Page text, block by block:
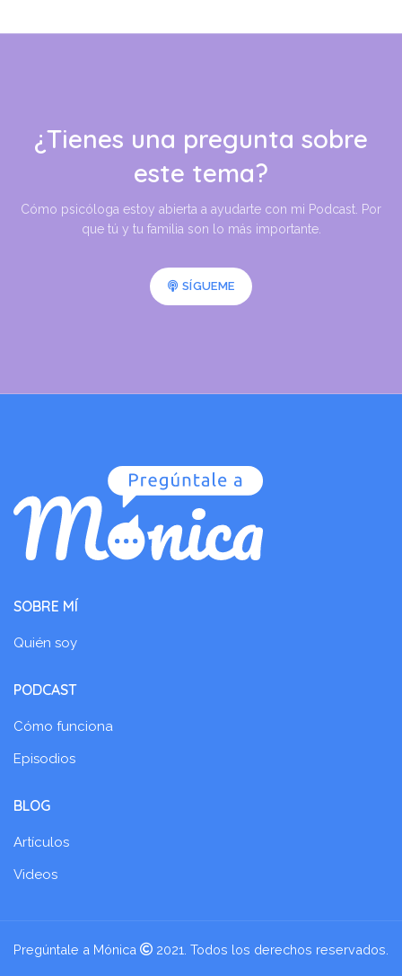
¿Tienes una pregunta sobre
este tema?
Cómo psicóloga estoy abierta a ayudarte con mi Podcast. Por
que tú y tu familia son lo más importante.
SÍGUEME
SOBRE MÍ
Quién soy
PODCAST
Cómo funciona
Episodios
BLOG
Artículos
Videos
Pregúntale a Mónica 2021. Todos los derechos reservados.